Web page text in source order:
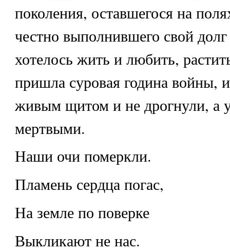
поколения, оставшегося на
честно выполнившего свой
хотелось жить и любить,
пришла суровая година войны,
живым щитом и не дрогнули, а
мертвыми.
Наши очи померкли.
Пламень сердца погас,
На земле по поверке
Выкликают не нас.